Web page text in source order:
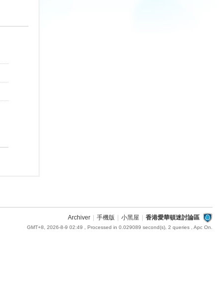
Archiver 手機版 小黑屋 香港愛華頓迷討論區
GMT+8, 2026-8-9 02:49 , Processed in 0.029089 second(s), 2 queries , Apc On.